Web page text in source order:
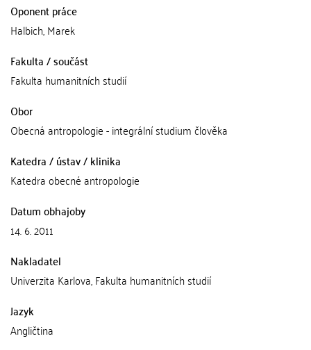
Oponent práce
Halbich, Marek
Fakulta / součást
Fakulta humanitních studií
Obor
Obecná antropologie - integrální studium člověka
Katedra / ústav / klinika
Katedra obecné antropologie
Datum obhajoby
14. 6. 2011
Nakladatel
Univerzita Karlova, Fakulta humanitních studií
Jazyk
Angličtina